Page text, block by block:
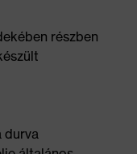
részben
durva